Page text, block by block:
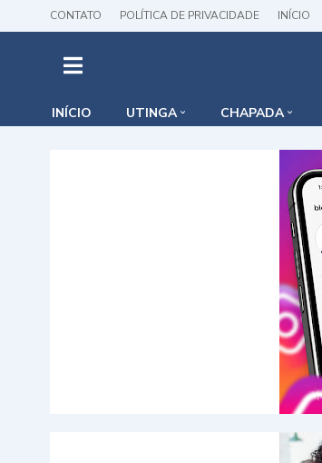
CONTATO POLÍTICA DE PRIVACIDADE INÍCIO
INÍCIO UTINGA CHAPADA